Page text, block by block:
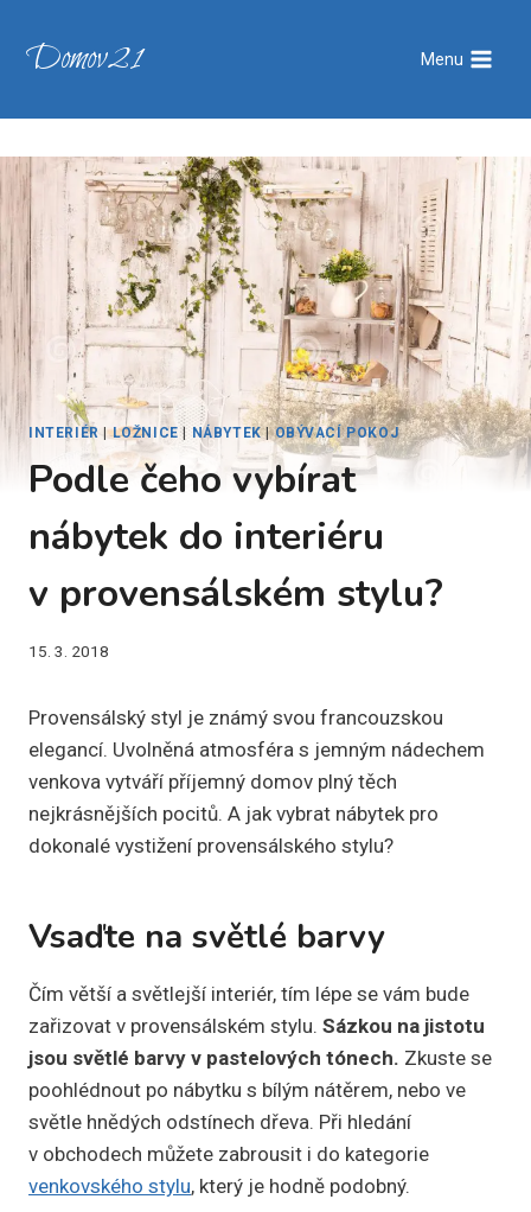
Domov21 Menu
INTERIÉR |LOŽNICE| NÁBYTEK|OBÝVACÍ POKOJ
Podle čeho vybírat
nábytek do interiéru
v provensálském stylu?
15. 3. 2018
Provensálský styl je známý svou francouzskou
elegancí. Uvolněná atmosféra s jemným nádechem
venkova vytváří příjemný domov plný těch
nejkrásnějších pocitů. A jak vybrat nábytek pro
dokonalé vystižení provensálského stylu?
Vsaďte na světlé barvy
Čím větší a světlejší interiér, tím lépe se vám bude
zařizovat v provensálském stylu. Sázkou na jistotu
jsou světlé barvy v pastelových tónech. Zkuste se
poohlédnout po nábytku s bílým nátěrem, nebo ve
světle hnědých odstínech dřeva. Při hledání
v obchodech můžete zabrousit i do kategorie
venkovského stylu, který je hodně podobný.